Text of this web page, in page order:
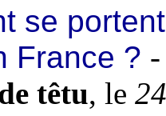
se
France ?
têtu, le